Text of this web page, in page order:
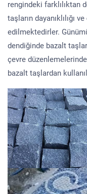
rengindeki farklılıktan
taşların dayanıklılığı
edilmektedirler.
dendiğinde bazalt
çevre
bazalt taşlardan